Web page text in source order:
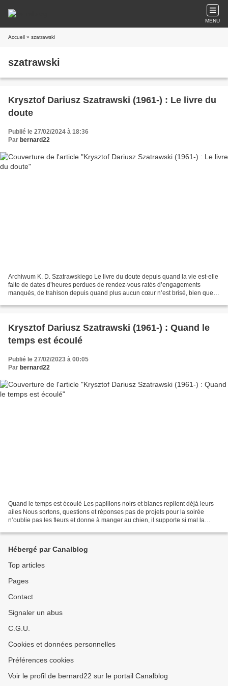
MENU
Accueil » szatrawski
szatrawski
Krysztof Dariusz Szatrawski (1961-) : Le livre du
doute
Publié le 27/02/2024 à 18:36
Par bernard22
Archiwum K. D. Szatrawskiego Le livre du doute depuis quand la vie est-elle
faite de dates d’heures perdues de rendez-vous ratés d’engagements
manqués, de trahison depuis quand plus aucun cœur n’est brisé, bien que
Krysztof Dariusz Szatrawski (1961-) : Quand le
temps est écoulé
Publié le 27/02/2023 à 00:05
Par bernard22
Quand le temps est écoulé Les papillons noirs et blancs replient déjà leurs
ailes Nous sortons, questions et réponses pas de projets pour la soirée
n’oublie pas les fleurs et donne à manger au chien, il supporte si mal la
Hébergé par Canalblog
Top articles
Pages
Contact
Signaler un abus
C.G.U.
Cookies et données personnelles
Préférences cookies
Voir le profil de bernard22 sur le portail Canalblog